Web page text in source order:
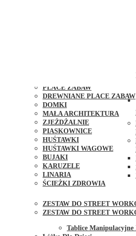
PLACE ZABAW
DREWNIANE PLACE ZABAW
DOMKI
MAŁA ARCHITEKTURA
ZJEŻDŻALNIE
PIASKOWNICE
HUŚTAWKI
HUŚTAWKI WAGOWE
BUJAKI
KARUZELE
LINARIA
ŚCIEŻKI ZDROWIA
ZESTAW DO STREET
ZESTAW DO STREET
Tablice Manipulacyjne